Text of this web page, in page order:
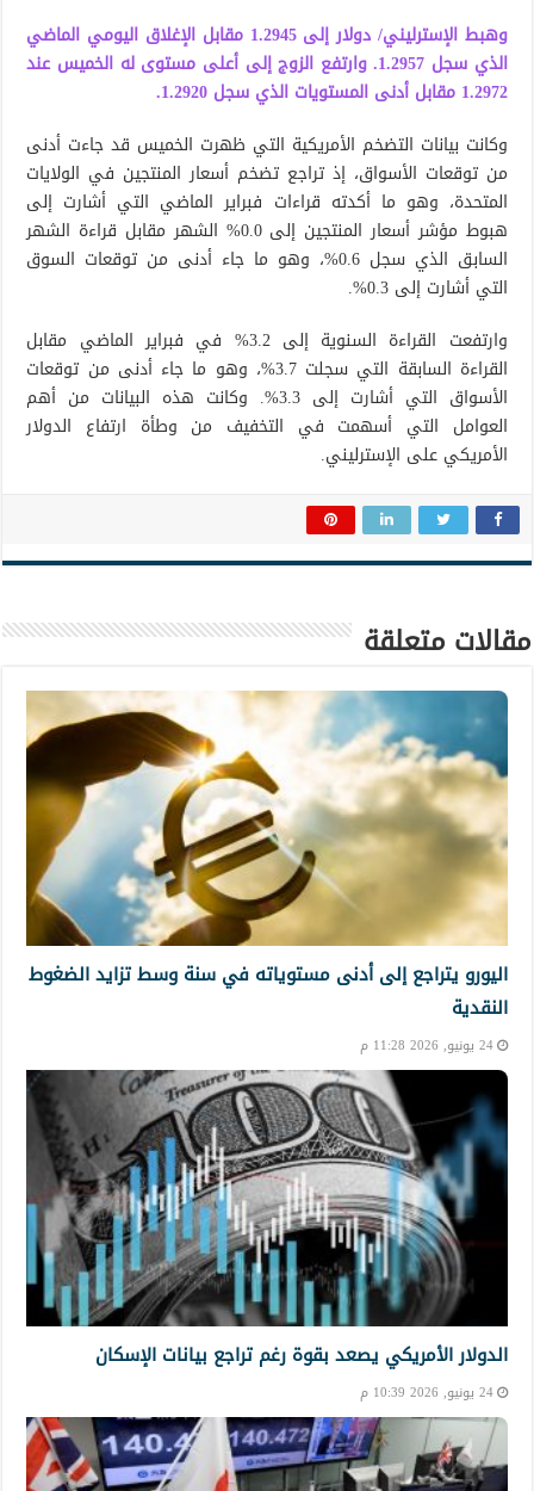
وهبط الإسترليني/ دولار إلى 1.2945 مقابل الإغلاق اليومي الماضي
الذي سجل 1.2957. وارتفع الزوج إلى أعلى مستوى له الخميس عند
1.2972 مقابل أدنى المستويات الذي سجل 1.2920.
وكانت بيانات التضخم الأمريكية التي ظهرت الخميس قد جاءت أدنى
من توقعات الأسواق، إذ تراجع تضخم أسعار المنتجين في الولايات
المتحدة، وهو ما أكدته قراءات فبراير الماضي التي أشارت إلى
هبوط مؤشر أسعار المنتجين إلى 0.0% الشهر مقابل قراءة الشهر
السابق الذي سجل 0.6%، وهو ما جاء أدنى من توقعات السوق
التي أشارت إلى 0.3%.
وارتفعت القراءة السنوية إلى 3.2% في فبراير الماضي مقابل
القراءة السابقة التي سجلت 3.7%، وهو ما جاء أدنى من توقعات
الأسواق التي أشارت إلى 3.3%. وكانت هذه البيانات من أهم
العوامل التي أسهمت في التخفيف من وطأة ارتفاع الدولار
الأمريكي على الإسترليني.
مقالات متعلقة
اليورو يتراجع إلى أدنى مستوياته في سنة وسط تزايد الضغوط
النقدية
24 يونيو, 2026 11:28 م
الدولار الأمريكي يصعد بقوة رغم تراجع بيانات الإسكان
24 يونيو, 2026 10:39 م